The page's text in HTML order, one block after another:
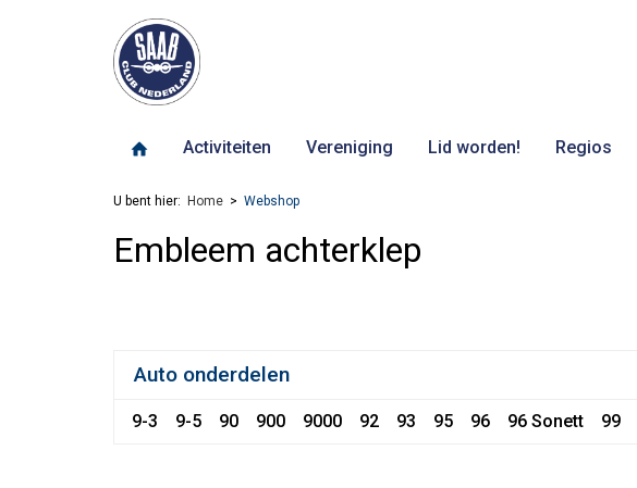
Activiteiten Vereniging Lid worden! Regios
U bent hier: Home Webshop
Embleem achterklep
Auto onderdelen
9-3 9-5 90 900 9000 92 93 95 96 96 Sonett 99